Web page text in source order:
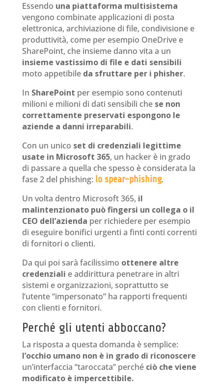
Essendo una piattaforma multisistema
vengono combinate applicazioni di posta
elettronica, archiviazione di file, condivisione e
produttività, come per esempio OneDrive e
SharePoint, che insieme danno vita a un
insieme vastissimo di file e dati sensibili
moto appetibile da sfruttare per i phisher.
In SharePoint per esempio sono contenuti
milioni e milioni di dati sensibili che se non
correttamente preservati espongono le
aziende a danni irreparabili.
Con un unico set di credenziali legittime
usate in Microsoft 365, un hacker è in grado
di passare a quella che spesso è considerata la
fase 2 del phishing: lo spear–phishing.
Un volta dentro Microsoft 365, il
malintenzionato può fingersi un collega o il
CEO dell’azienda per richiedere per esempio
di eseguire bonifici urgenti a finti conti correnti
di fornitori o clienti.
Da qui poi sarà facilissimo ottenere altre
credenziali e addirittura penetrare in altri
sistemi e organizzazioni, soprattutto se
l’utente “impersonato” ha rapporti frequenti
con clienti e fornitori.
Perché gli utenti abboccano?
La risposta a questa domanda è semplice:
l’occhio umano non è in grado di riconoscere
un’interfaccia “taroccata” perché ciò che viene
modificato è impercettibile.